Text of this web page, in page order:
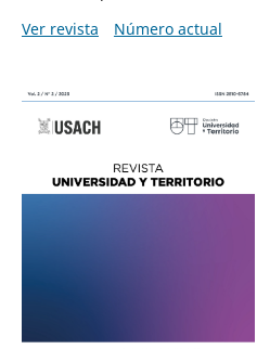
Ver revista
Número actual